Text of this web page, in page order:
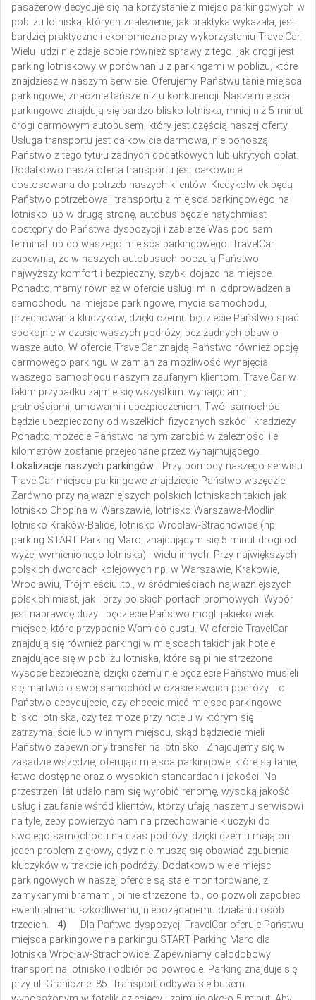
pasażerów decyduje się na korzystanie z miejsc parkingowych w
pobliżu lotniska, których znalezienie, jak praktyka wykazała, jest
bardziej praktyczne i ekonomiczne przy wykorzystaniu TravelCar.
Wielu ludzi nie zdaje sobie również sprawy z tego, jak drogi jest
parking lotniskowy w porównaniu z parkingami w pobliżu, które
znajdziesz w naszym serwisie. Oferujemy Państwu tanie miejsca
parkingowe, znacznie tańsze niż u konkurencji. Nasze miejsca
parkingowe znajdują się bardzo blisko lotniska, mniej niż 5 minut
drogi darmowym autobusem, który jest częścią naszej oferty.
Usługa transportu jest całkowicie darmowa, nie ponoszą
Państwo z tego tytułu żadnych dodatkowych lub ukrytych opłat.
Dodatkowo nasza oferta transportu jest całkowicie
dostosowana do potrzeb naszych klientów. Kiedykolwiek będą
Państwo potrzebowali transportu z miejsca parkingowego na
lotnisko lub w drugą stronę, autobus będzie natychmiast
dostępny do Państwa dyspozycji i zabierze Was pod sam
terminal lub do waszego miejsca parkingowego. TravelCar
zapewnia, że w naszych autobusach poczują Państwo
najwyższy komfort i bezpieczny, szybki dojazd na miejsce.
Ponadto mamy również w ofercie usługi m.in. odprowadzenia
samochodu na miejsce parkingowe, mycia samochodu,
przechowania kluczyków, dzięki czemu będziecie Państwo spać
spokojnie w czasie waszych podróży, bez żadnych obaw o
wasze auto. W ofercie TravelCar znajdą Państwo również opcję
darmowego parkingu w zamian za możliwość wynajęcia
waszego samochodu naszym zaufanym klientom. TravelCar w
takim przypadku zajmie się wszystkim: wynajęciami,
płatnościami, umowami i ubezpieczeniem. Twój samochód
będzie ubezpieczony od wszelkich fizycznych szkód i kradzieży.
Ponadto możecie Państwo na tym zarobić w zależności ile
kilometrów zostanie przejechane przez wynajmującego.
Lokalizacje naszych parkingów
Przy pomocy naszego serwisu
TravelCar miejsca parkingowe znajdziecie Państwo wszędzie.
Zarówno przy najważniejszych polskich lotniskach takich jak
lotnisko Chopina w Warszawie, lotnisko Warszawa-Modlin,
lotnisko Kraków-Balice, lotnisko Wrocław-Strachowice (np.
parking START Parking Maro, znajdującym się 5 minut drogi od
wyżej wymienionego lotniska) i wielu innych. Przy największych
polskich dworcach kolejowych np. w Warszawie, Krakowie,
Wrocławiu, Trójmieściu itp., w śródmieściach najważniejszych
polskich miast, jak i przy polskich portach promowych. Wybór
jest naprawdę duży i będziecie Państwo mogli jakiekolwiek
miejsce, które przypadnie Wam do gustu. W ofercie TravelCar
znajdują się również parkingi w miejscach takich jak hotele,
znajdujące się w pobliżu lotniska, które są pilnie strzeżone i
wysoce bezpieczne, dzięki czemu nie będziecie Państwo musieli
się martwić o swój samochód w czasie swoich podróży. To
Państwo decydujecie, czy chcecie mieć miejsce parkingowe
blisko lotniska, czy tez może przy hotelu w którym się
zatrzymaliście lub w innym miejscu, skąd będziecie mieli
Państwo zapewniony transfer na lotnisko. Znajdujemy się w
zasadzie wszędzie, oferując miejsca parkingowe, które są tanie,
łatwo dostępne oraz o wysokich standardach i jakości. Na
przestrzeni lat udało nam się wyrobić renomę, wysoką jakość
usług i zaufanie wśród klientów, którzy ufają naszemu serwisowi
na tyle, żeby powierzyć nam na przechowanie kluczyki do
swojego samochodu na czas podróży, dzięki czemu mają oni
jeden problem z głowy, gdyż nie muszą się obawiać zgubienia
kluczyków w trakcie ich podróży. Dodatkowo wiele miejsc
parkingowych w naszej ofercie są stale monitorowane, z
zamykanymi bramami, pilnie strzeżone itp., co pozwoli zapobiec
ewentualnemu szkodliwemu, niepożądanemu działaniu osób
trzecich.
4)
Dla Pańtwa dyspozycji TravelCar oferuje Państwu
miejsca parkingowe na parkingu START Parking Maro dla
lotniska Wrocław-Strachowice. Zapewniamy całodobowy
transport na lotnisko i odbiór po powrocie. Parking znajduje się
przy ul. Granicznej 85. Transport odbywa się busem